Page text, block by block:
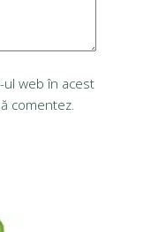
ul web în acest
comentez.